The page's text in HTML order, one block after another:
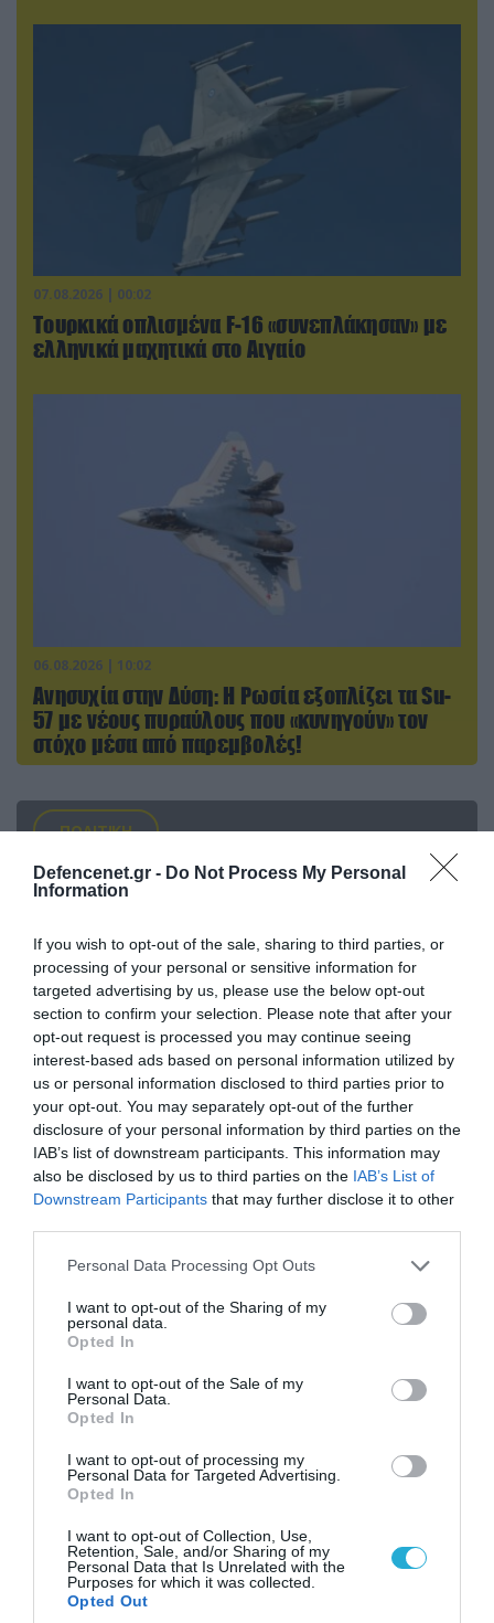
Defencenet.gr - Do Not Process My Personal
Information
If you wish to opt-out of the sale, sharing to third parties, or
processing of your personal or sensitive information for
targeted advertising by us, please use the below opt-out
section to confirm your selection. Please note that after your
opt-out request is processed you may continue seeing
interest-based ads based on personal information utilized by
us or personal information disclosed to third parties prior to
your opt-out. You may separately opt-out of the further
disclosure of your personal information by third parties on the
IAB’s list of downstream participants. This information may
also be disclosed by us to third parties on the IAB’s List of
Downstream Participants that may further disclose it to other
Please note that this website/app uses one or more Google
not limited to your visit or usage behaviour. You may click to
grant or deny consent to Google and its third-party tags to
use your data for below specified purposes in below Google
consent section.
Personal Data Processing Opt Outs
I want to opt-out of the Sharing of my
personal data.
Opted In
I want to opt-out of the Sale of my
Personal Data.
Opted In
I want to opt-out of processing my
Personal Data for Targeted Advertising.
Opted In
I want to opt-out of Collection, Use,
Retention, Sale, and/or Sharing of my
Personal Data that Is Unrelated with the
Purposes for which it was collected.
Opted Out
07.08.2026 | 00:02
Τουρκικά οπλισμένα F-16 «συνεπλάκησαν» με
ελληνικά μαχητικά στο Αιγαίο
06.08.2026 | 10:02
Ανησυχία στην Δύση: H Ρωσία εξοπλίζει τα Su-
57 με νέους πυραύλους που «κυνηγούν» τον
στόχο μέσα από παρεμβολές!
ΠΟΛΙΤΙΚΗ
06.08.2026 | 14:02
«Επιχείρηση ελεύθερα πεζοδρόμια» στην
Αθήνα: Απομακρύνθηκαν παράνομα
αντικείμενα από κοινόχρηστους χώρους
06.08.2026 | 09:03
«Οι εντελώς αθώοι»: Η ανάρτηση του Αρκά για
τα ζώα που χάθηκαν στις πυρκαγιές της
Αττικής (φωτο)